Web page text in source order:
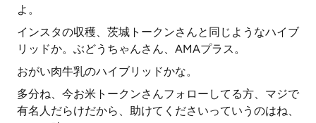
よ。
インスタの収穫、茨城トークンさんと同じようなハイブ
リッドか。ぶどうちゃんさん、AMAプラス。
おがい肉牛乳のハイブリッドかな。
多分ね、今お米トークンさんフォローしてる方、マジで
有名人だらけだから、助けてくださいっていうのはね、